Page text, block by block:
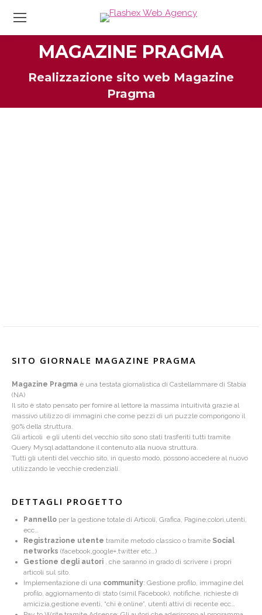
MAGAZINE PRAGMA
Realizzazione sito web Magazine
Pragma
Tu sei qui:
SITO GIORNALE MAGAZINE PRAGMA
Magazine Pragma è una testata giornalistica di Castellammare di Stabia
(NA)
Il sito è stato pensato per fornire al lettore la massima intuitività grazie al
massivo utilizzo di immagini che come pezzi di un puzzle compongono il
90% della struttura.
Gli articoli e gli utenti del vecchio sito sono stati trasferiti tutti tramite
Query Mysql adattandone il contenuto alla nuova struttura.
Tutti gli utenti del vecchio sito, in questo modo, possono accedere al nuovo
utilizzando le vecchie credenziali.
DETTAGLI PROGETTO
Pannello per la gestione totale di Articoli, Grafica, Pagine,colori,utenti,
ecc…
Registrazione utente tramite metodo classico o tramite Social
networks (facebook,google+,twitter etc…)
Gestione degli autori , che saranno in grado di scrivere i propri
articoli sul sito.
Implementazione di una community: Gestione profilo, immagine del
profilo, aggiornamento di stato (simil Facebook), notifiche, richieste di
amicizia,gestione eventi, “chi è online”, utenti attivi di recente ecc…